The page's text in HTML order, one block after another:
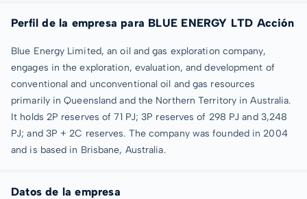
Perfil de la empresa para BLUE ENERGY LTD Acción
Blue Energy Limited, an oil and gas exploration company,
engages in the exploration, evaluation, and development of
conventional and unconventional oil and gas resources
primarily in Queensland and the Northern Territory in Australia.
It holds 2P reserves of 71 PJ; 3P reserves of 298 PJ and 3,248
PJ; and 3P + 2C reserves. The company was founded in 2004
and is based in Brisbane, Australia.
Datos de la empresa